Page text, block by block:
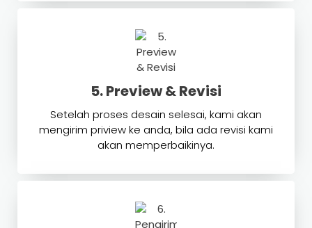
5. Preview & Revisi
Setelah proses desain selesai, kami akan
mengirim priview ke anda, bila ada revisi kami
akan memperbaikinya.